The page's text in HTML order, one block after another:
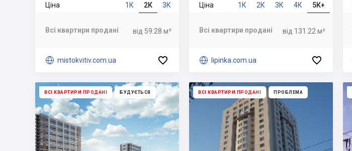
1К 2К 3К
Ціна
від 59.28 м²
Всі квартири продані
 mistokvitiv.com.ua 
1К 2К 3К 4К 5К+
Ціна
від 131.22 м²
Всі квартири продані
 lipinka.com.ua 
ВСІ КВАРТИРИ ПРОДАНІ БУДУЄТЬСЯ ВСІ КВАРТИРИ ПРОДАНІ ПРОБЛЕМА